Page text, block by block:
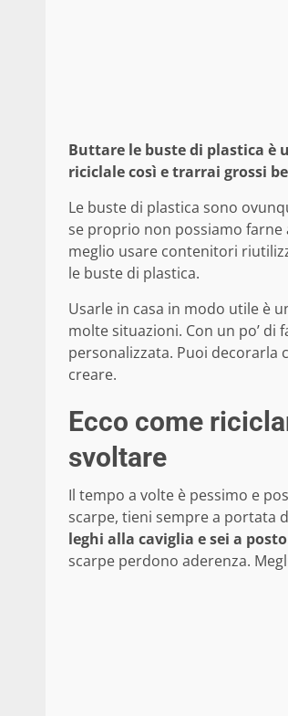
Buttare le buste di plastica è
riciclale così e trarrai grossi
Le buste di plastica sono
se proprio non possiamo
meglio usare contenitori
le buste di plastica.
Usarle in casa in modo utile è
molte situazioni. Con un po’
personalizzata. Puoi decorarla
creare.
Ecco come
svoltare
Il tempo a volte è pessimo e
scarpe, tieni sempre a portata
leghi alla caviglia e sei a posto
scarpe perdono aderenza.